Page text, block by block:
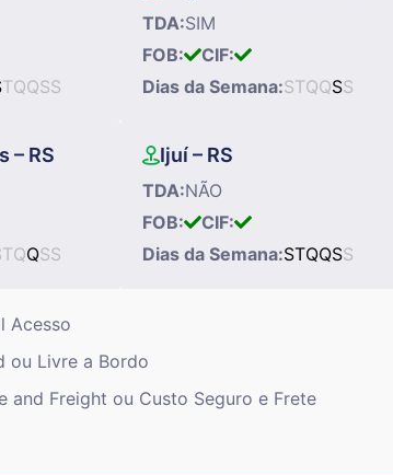
TQQSS
TDA:SIM
FOB:
CIF:
Dias da Semana:STQQSS
– RS
TQQSS
Ijuí – RS
TDA:NÃO
FOB:
CIF:
Dias da Semana:STQQSS
Acesso
ou Livre a Bordo
and Freight ou Custo Seguro e Frete